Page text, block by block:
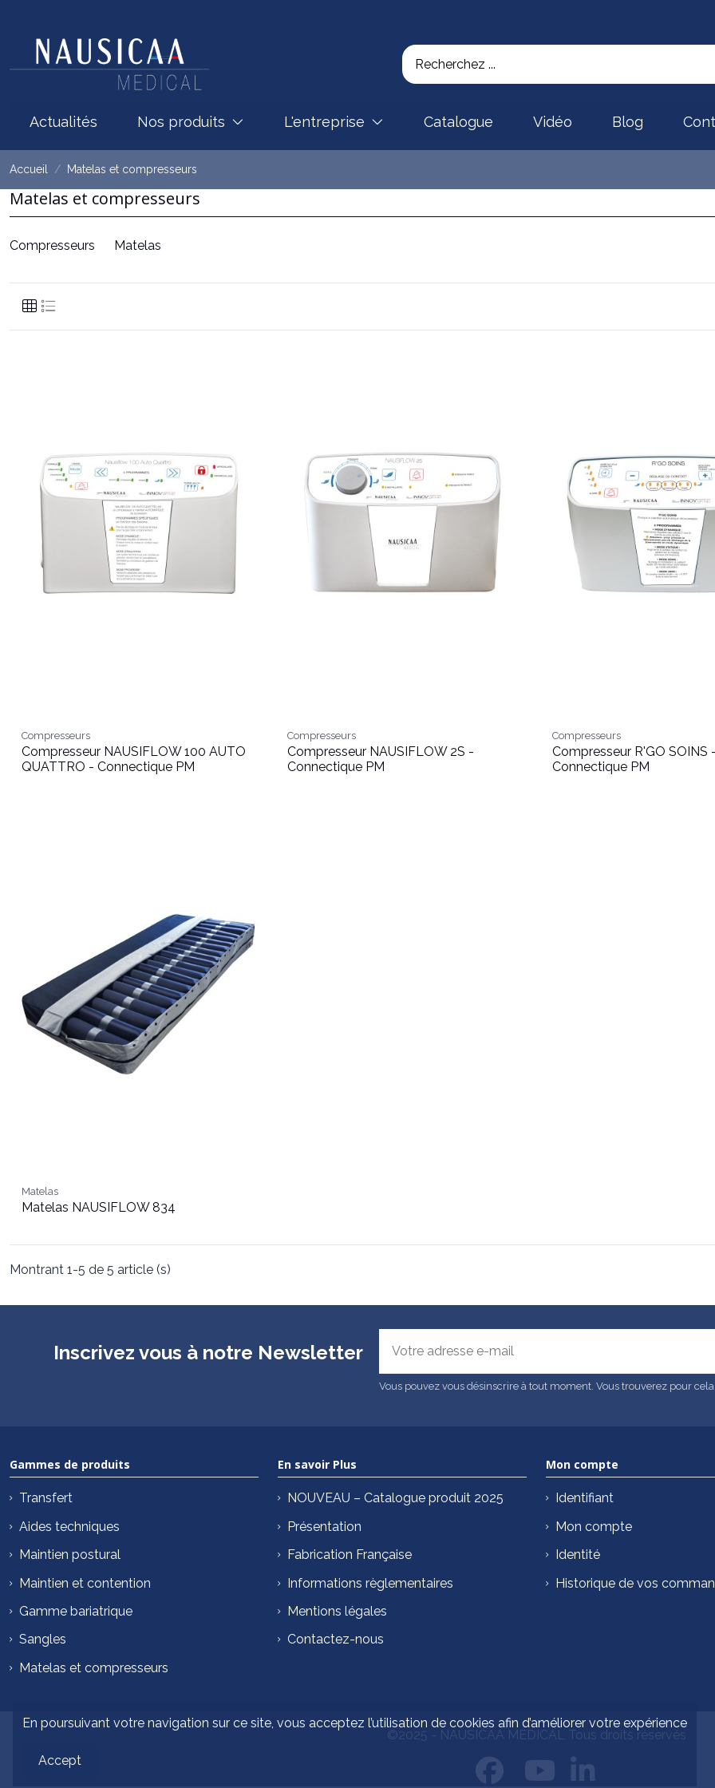
Actualités Nos produits L'entreprise Catalogue Vidéo Blog
Accueil Matelas et compresseurs
Matelas et compresseurs
Compresseurs Matelas
Compresseurs
Compresseur NAUSIFLOW 100 AUTO
QUATTRO - Connectique PM
Compresseurs
Compresseur NAUSIFLOW 2S -
Connectique PM
Compresseurs
Compresseur R'GO SOINS -
Connectique PM
Matelas
Matelas NAUSIFLOW 834
Montrant 1-5 de 5 article (s)
Inscrivez vous à notre Newsletter
Vous pouvez vous désinscrire à tout moment. Vous trouverez pour
Gammes de produits
Transfert
Aides techniques
Maintien postural
Maintien et contention
Gamme bariatrique
Sangles
Matelas et compresseurs
En savoir Plus
NOUVEAU – Catalogue produit 2025
Présentation
Fabrication Française
Informations règlementaires
Mentions légales
Contactez-nous
Mon compte
Identifiant
Mon compte
Identité
Historique de vos
©2025 - NAUSICAA MÉDICAL Tous droits réservés
En poursuivant votre navigation sur ce site, vous acceptez l’utilisation de cookies afin d’améliorer votre expérience
Accept